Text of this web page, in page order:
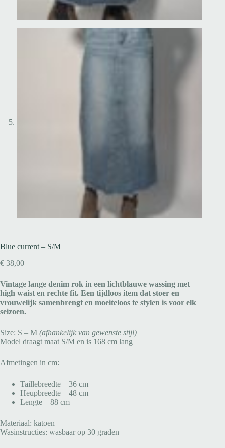
Blue current – S/M
€ 38,00
Vintage lange denim rok in een lichtblauwe wassing met
high waist en rechte fit. Een tijdloos item dat stoer en
vrouwelijk samenbrengt en moeiteloos te stylen is voor elk
seizoen.
Size: S – M (afhankelijk van gewenste stijl)
Model draagt maat S/M en is 168 cm lang
Afmetingen in cm:
Taillebreedte – 36 cm
Heupbreedte – 48 cm
Lengte – 88 cm
Materiaal: katoen
Wasinstructies: wasbaar op 30 graden